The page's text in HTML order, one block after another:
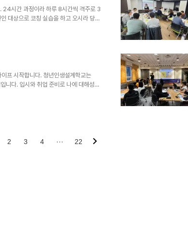
24시간 과정이라 하루 8시간씩 격주로 3
대상으로 코칭 실습을 하고 오시라 당부
. 그런데 2회차인 오늘 확인해보니 다들
프 시작합니다. 청년인생설계학교는
니다. 입시와 취업 준비로 나에 대해성찰
고민에 따라 라이프, 커리어, 리더십 코
만들어졌군요! 진로를 방황하던 청년이
2 3 4 ··· 22